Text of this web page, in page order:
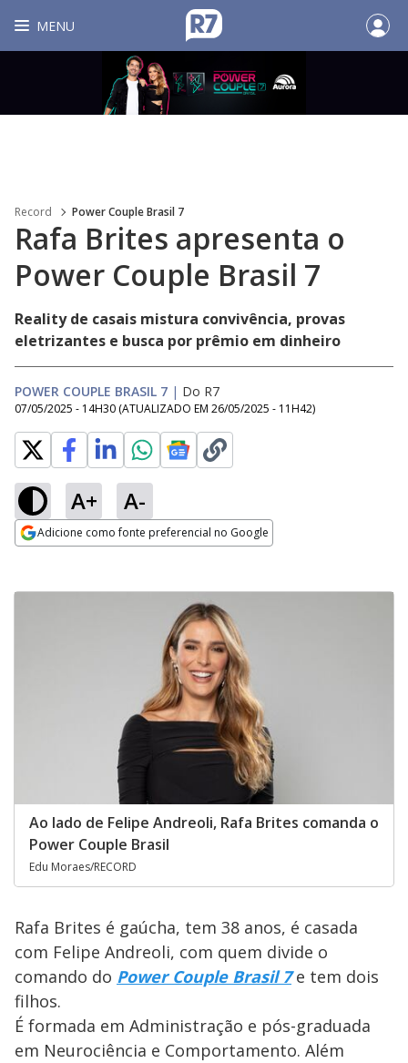
MENU
Record Power Couple Brasil 7
Rafa Brites apresenta o
Power Couple Brasil 7
Reality de casais mistura convivência, provas
eletrizantes e busca por prêmio em dinheiro
POWER COUPLE BRASIL 7 | Do R7
07/05/2025 - 14H30 (ATUALIZADO EM 26/05/2025 - 11H42)
A+ A-
Adicione como fonte preferencial no Google
Ao lado de Felipe Andreoli, Rafa Brites comanda o
Power Couple Brasil
Edu Moraes/RECORD
Rafa Brites é gaúcha, tem 38 anos, é casada
com Felipe Andreoli, com quem divide o
comando do Power Couple Brasil 7e tem dois
filhos.
É formada em Administração e pós-graduada
em Neurociência e Comportamento. Além